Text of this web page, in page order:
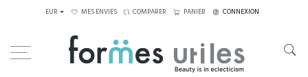
EUR MES ENVIES COMPARER PANIER CONNEXION